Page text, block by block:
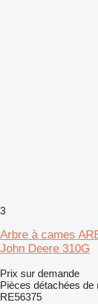
3
Arbre à cames
John Deere 310G
Prix sur demande
Pièces détachées
RE56375